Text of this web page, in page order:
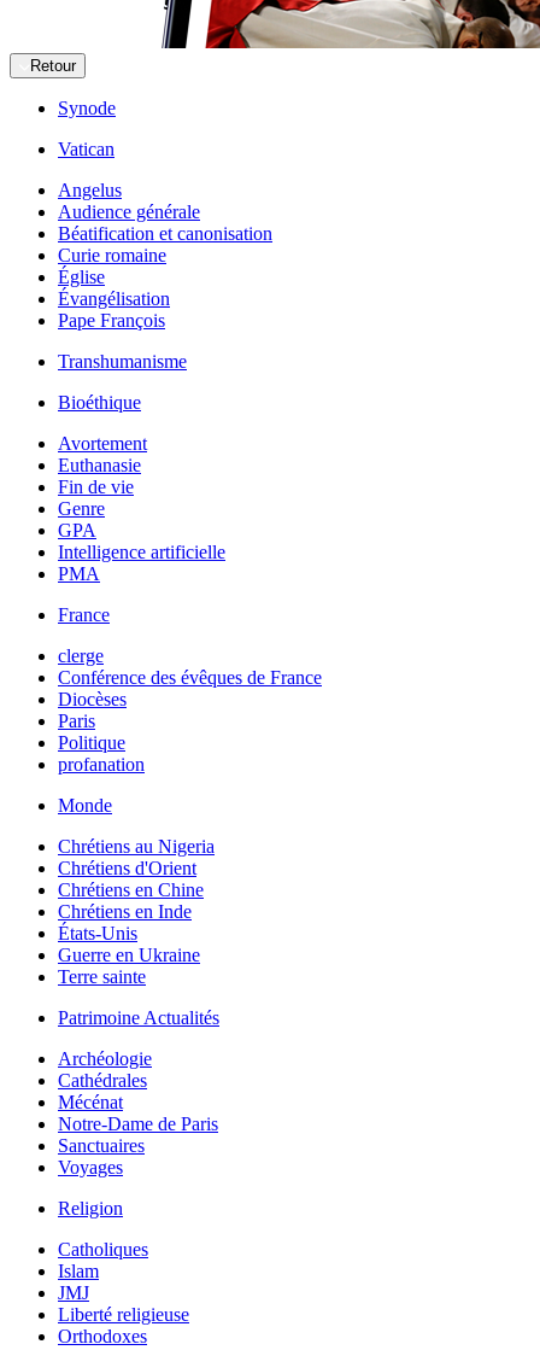
Retour
Synode
Vatican
Angelus
Audience générale
Béatification et canonisation
Curie romaine
Église
Évangélisation
Pape François
Transhumanisme
Bioéthique
Avortement
Euthanasie
Fin de vie
Genre
GPA
Intelligence artificielle
PMA
France
clerge
Conférence des évêques de France
Diocèses
Paris
Politique
profanation
Monde
Chrétiens au Nigeria
Chrétiens d'Orient
Chrétiens en Chine
Chrétiens en Inde
États-Unis
Guerre en Ukraine
Terre sainte
Patrimoine Actualités
Archéologie
Cathédrales
Mécénat
Notre-Dame de Paris
Sanctuaires
Voyages
Religion
Catholiques
Islam
JMJ
Liberté religieuse
Orthodoxes